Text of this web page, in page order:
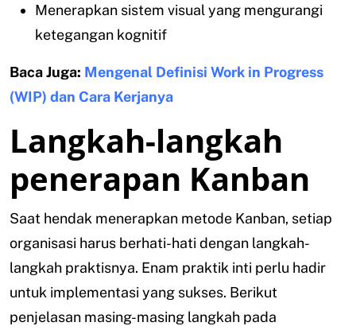
Menerapkan sistem visual yang mengurangi
ketegangan kognitif
Baca Juga: Mengenal Definisi Work in Progress
(WIP) dan Cara Kerjanya
Langkah-langkah
penerapan Kanban
Saat hendak menerapkan metode Kanban, setiap
organisasi harus berhati-hati dengan langkah-
langkah praktisnya. Enam praktik inti perlu hadir
untuk implementasi yang sukses. Berikut
penjelasan masing-masing langkah pada